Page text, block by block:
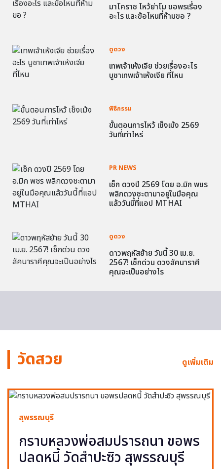
มาโคราช ไหว้ย่าโม ขอพรเรื่อง
อะไร และข้อไหนที่ห้ามขอ ?
ดูดวง
เทพเจ้าเห้งเจีย ช่วยเรื่องอะไร
บูชาเทพเจ้าเห้งเจีย ที่ไหน
พิธีกรรม
ขั้นตอนการไหว้ เช็งเม้ง 2569
วันที่เท่าไหร่
PR NEWS
เช็ก ดวงปี 2569 โดย อ.มิก พชร
พลิกดวงชะตามาอยู่ในมือคุณ
แล้ววันนี้ที่แอป MTHAI
ดูดวง
ดาวพฤหัสย้าย วันนี้ 30 เม.ย.
2567! เช็กด่วน ดวงลัคนาราศี
คุณจะเป็นอย่างไร
วัดสวย ดูเพิ่มเติม
สุพรรณบุรี
กราบหลวงพ่อสมปรารถนา ขอพร
ปลดหนี้ วัดสำปะซิว สุพรรณบุรี